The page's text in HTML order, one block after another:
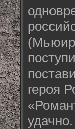
(Мьюир
героя
удачно.